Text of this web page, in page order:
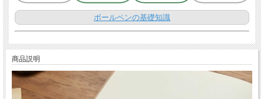
ボールペンの基礎知識
商品説明